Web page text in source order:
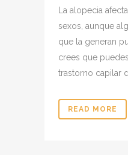
La alopecia
sexos, aunque
que la generan
crees que
trastorno capilar
READ MORE